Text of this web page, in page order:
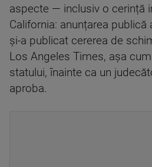
aspecte — inclusiv o cerință
California: anunțarea publică
și-a publicat cererea de
Los Angeles Times, așa
statului, înainte ca un
aproba.